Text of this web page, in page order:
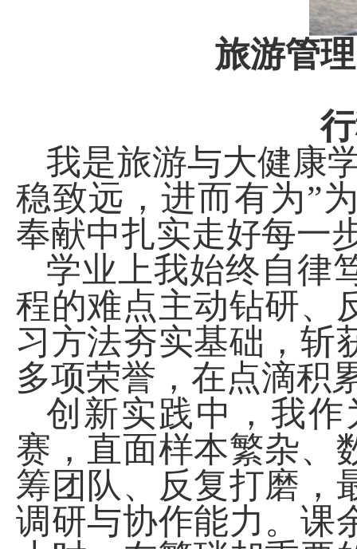
旅游管
我是旅游与大健康
稳致远，进而有为”
奉献中扎实走好每一
学业上我始终自律
程的难点主动钻研、
习方法夯实基础，斩
多项荣誉，在点滴积
创新实践中，我
赛，直面样本繁杂、
筹团队、反复打磨，
调研与协作能力。课